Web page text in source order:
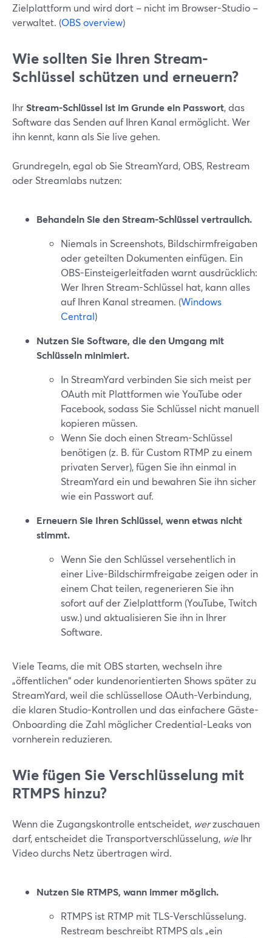
Zielplattform und wird dort – nicht im Browser-Studio –
verwaltet. (OBS overview)
Wie sollten Sie Ihren Stream-
Schlüssel schützen und erneuern?
IhrStream-Schlüssel ist im Grunde ein Passwort, das
Software das Senden auf Ihren Kanal ermöglicht. Wer
ihn kennt, kann als Sie live gehen.
Grundregeln, egal ob Sie StreamYard, OBS, Restream
oder Streamlabs nutzen:
Behandeln Sie den Stream-Schlüssel vertraulich.
Niemals in Screenshots, Bildschirmfreigaben
oder geteilten Dokumenten einfügen. Ein
OBS-Einsteigerleitfaden warnt ausdrücklich:
Wer Ihren Stream-Schlüssel hat, kann alles
auf Ihren Kanal streamen. (Windows
Central)
Nutzen Sie Software, die den Umgang mit
Schlüsseln minimiert.
In StreamYard verbinden Sie sich meist per
OAuth mit Plattformen wie YouTube oder
Facebook, sodass Sie Schlüssel nicht manuell
kopieren müssen.
Wenn Sie doch einen Stream-Schlüssel
benötigen (z. B. für Custom RTMP zu einem
privaten Server), fügen Sie ihn einmal in
StreamYard ein und bewahren Sie ihn sicher
wie ein Passwort auf.
Erneuern Sie Ihren Schlüssel, wenn etwas nicht
stimmt.
Wenn Sie den Schlüssel versehentlich in
einer Live-Bildschirmfreigabe zeigen oder in
einem Chat teilen, regenerieren Sie ihn
sofort auf der Zielplattform (YouTube, Twitch
usw.) und aktualisieren Sie ihn in Ihrer
Software.
Viele Teams, die mit OBS starten, wechseln ihre
„öffentlichen“ oder kundenorientierten Shows später zu
StreamYard, weil die schlüssellose OAuth-Verbindung,
die klaren Studio-Kontrollen und das einfachere Gäste-
Onboarding die Zahl möglicher Credential-Leaks von
vornherein reduzieren.
Wie fügen Sie Verschlüsselung mit
RTMPS hinzu?
Wenn die Zugangskontrolle entscheidet, werzuschauen
darf, entscheidet die Transportverschlüsselung, wieIhr
Video durchs Netz übertragen wird.
Nutzen Sie RTMPS, wann immer möglich.
RTMPS ist RTMP mit TLS-Verschlüsselung.
Restream beschreibt RTMPS als „ein